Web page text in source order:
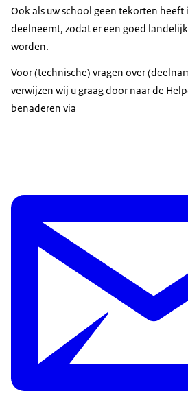
Ook als uw school geen tekorten heeft
deelneemt, zodat er een goed
worden.
Voor (technische) vragen over
verwijzen wij u graag door naar de
benaderen via